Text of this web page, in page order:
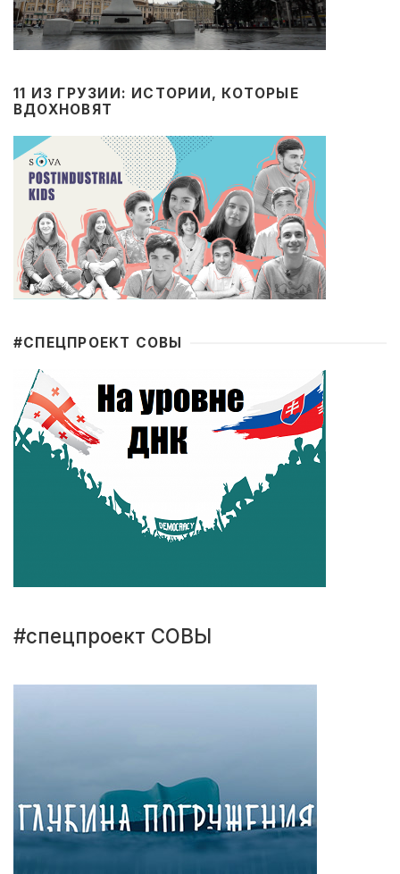
11 ИЗ ГРУЗИИ: ИСТОРИИ, КОТОРЫЕ
ВДОХНОВЯТ
#CПЕЦПРОЕКТ СОВЫ
#спецпроект СОВЫ